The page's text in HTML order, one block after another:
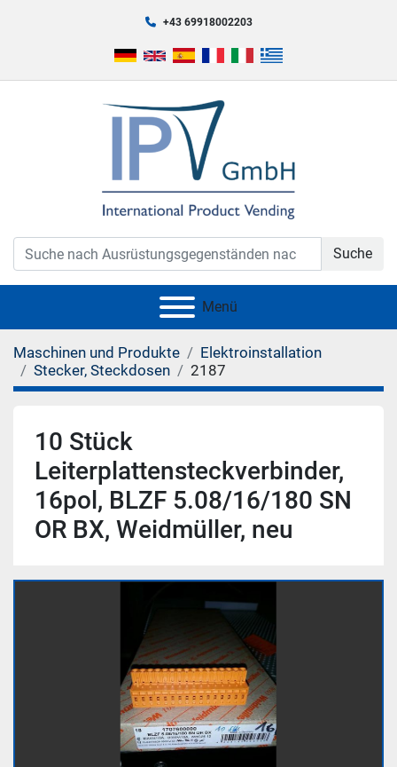
+43 69918002203
Suche
Menü
Maschinen und Produkte
Elektroinstallation
Stecker, Steckdosen
2187
10 Stück
Leiterplattensteckverbinder,
16pol, BLZF 5.08/16/180 SN
OR BX, Weidmüller, neu